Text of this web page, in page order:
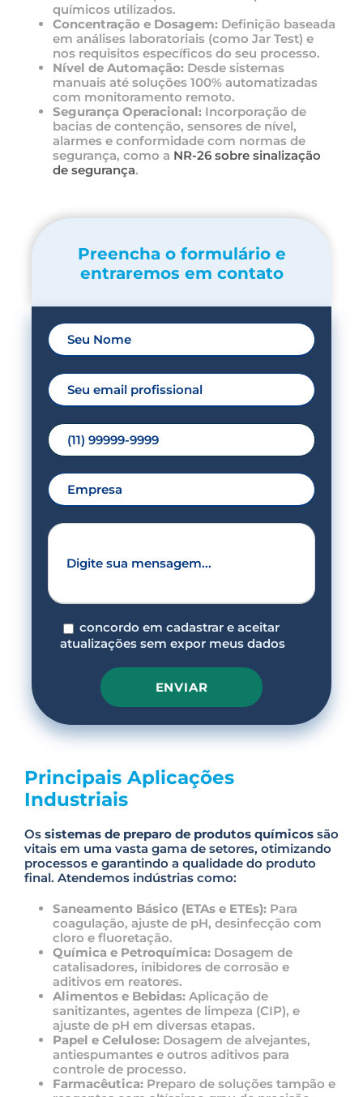
químicos utilizados.
Concentração e Dosagem: Definição baseada
em análises laboratoriais (como Jar Test) e
nos requisitos específicos do seu processo.
Nível de Automação: Desde sistemas
manuais até soluções 100% automatizadas
com monitoramento remoto.
Segurança Operacional: Incorporação de
bacias de contenção, sensores de nível,
alarmes e conformidade com normas de
segurança, como a NR-26 sobre sinalização
de segurança.
Preencha o formulário e
entraremos em contato
concordo em cadastrar e aceitar
atualizações sem expor meus dados
a
s
e
e
a
v
e
Principais Aplicações
Industriais
Os sistemas de preparo de produtos químicos são
vitais em uma vasta gama de setores, otimizando
processos e garantindo a qualidade do produto
final. Atendemos indústrias como:
Saneamento Básico (ETAs e ETEs): Para
coagulação, ajuste de pH, desinfecção com
cloro e fluoretação.
Química e Petroquímica: Dosagem de
catalisadores, inibidores de corrosão e
aditivos em reatores.
Alimentos e Bebidas: Aplicação de
sanitizantes, agentes de limpeza (CIP), e
ajuste de pH em diversas etapas.
Papel e Celulose: Dosagem de alvejantes,
antiespumantes e outros aditivos para
controle de processo.
Farmacêutica: Preparo de soluções tampão e